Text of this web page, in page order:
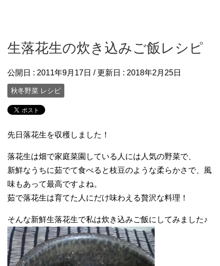
生落花生の炊き込みご飯レシピ
公開日 : 2011年9月17日 / 更新日 : 2018年2月25日
秋冬野菜 レシピ
先日落花生を収穫しました！
落花生は畑で家庭菜園している人には人気の野菜で、
新鮮なうちに茹でて食べると枝豆のような柔らかさで、風
味もあって最高ですよね。
茹で落花生は育てた人にだけ味わえる贅沢な料理！
そんな新鮮生落花生で私は炊き込みご飯にしてみました♪